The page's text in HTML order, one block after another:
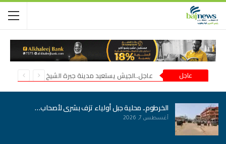
عاجل عاجل..الجيش يستعيد مدينة جبرة الشيخ في شمال كردفان
الخرطوم.. محلية جبل أولياء تزف بشرى لأصحاب…
أغسطس 7, 2026